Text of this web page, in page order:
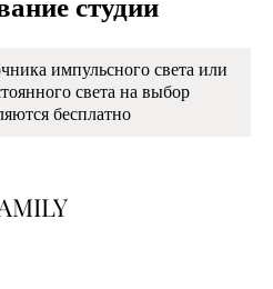
студии
импульсного света или
света на выбор
бесплатно